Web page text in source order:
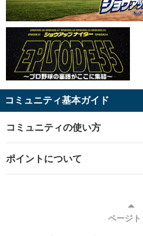
コミュニティ基本ガイド
コミュニティの使い方
ポイントについて
ページト